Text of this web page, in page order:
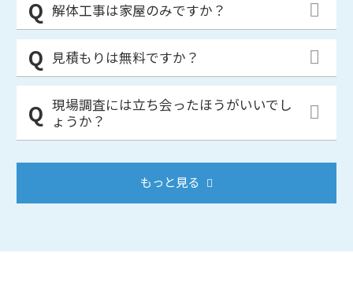
解体工事は家屋のみですか？
見積もりは無料ですか？
現場調査には立ち会ったほうがいいでし
ょうか？
もっと見る